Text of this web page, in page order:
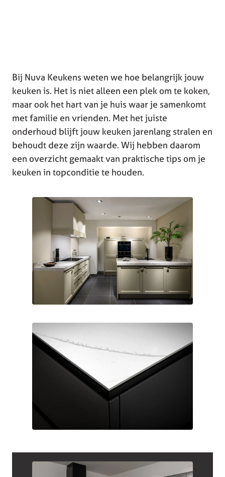
Bij Nuva Keukens weten we hoe belangrijk jouw
keuken is. Het is niet alleen een plek om te koken,
maar ook het hart van je huis waar je samenkomt
met familie en vrienden. Met het juiste
onderhoud blijft jouw keuken jarenlang stralen en
behoudt deze zijn waarde. Wij hebben daarom
een overzicht gemaakt van praktische tips om je
keuken in topconditie te houden.